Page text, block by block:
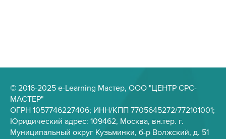
© 2016-2025 e-Learning Мастер, ООО "ЦЕНТР СРС-
МАСТЕР"
ОГРН 1057746227406; ИНН/КПП 7705645272/772101001;
Юридический адрес: 109462, Москва, вн.тер. г.
Муниципальный округ Кузьминки, б-р Волжский, д. 51